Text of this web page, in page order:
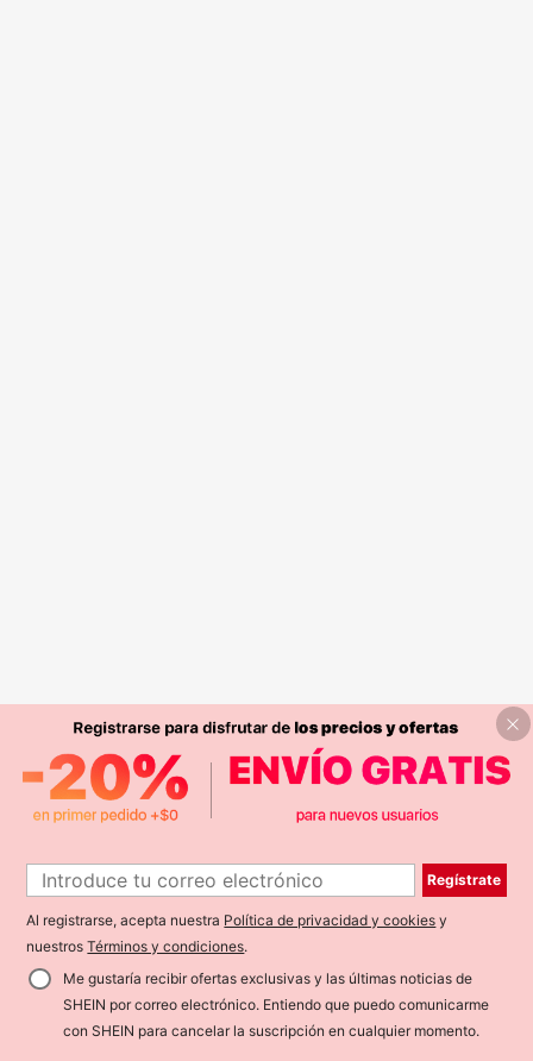
Regístrate
Al registrarse, acepta nuestra Política de privacidad y cookies y
nuestrosTérminos y condiciones.
Me gustaría recibir ofertas exclusivas y las últimas noticias de
SHEIN por correo electrónico. Entiendo que puedo comunicarme
con SHEIN para cancelar la suscripción en cualquier momento.